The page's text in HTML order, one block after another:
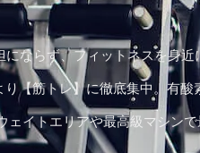
ならず、フィットネスを身
【筋トレ】に徹底集中。有酸
イトエリアや最高級マシン